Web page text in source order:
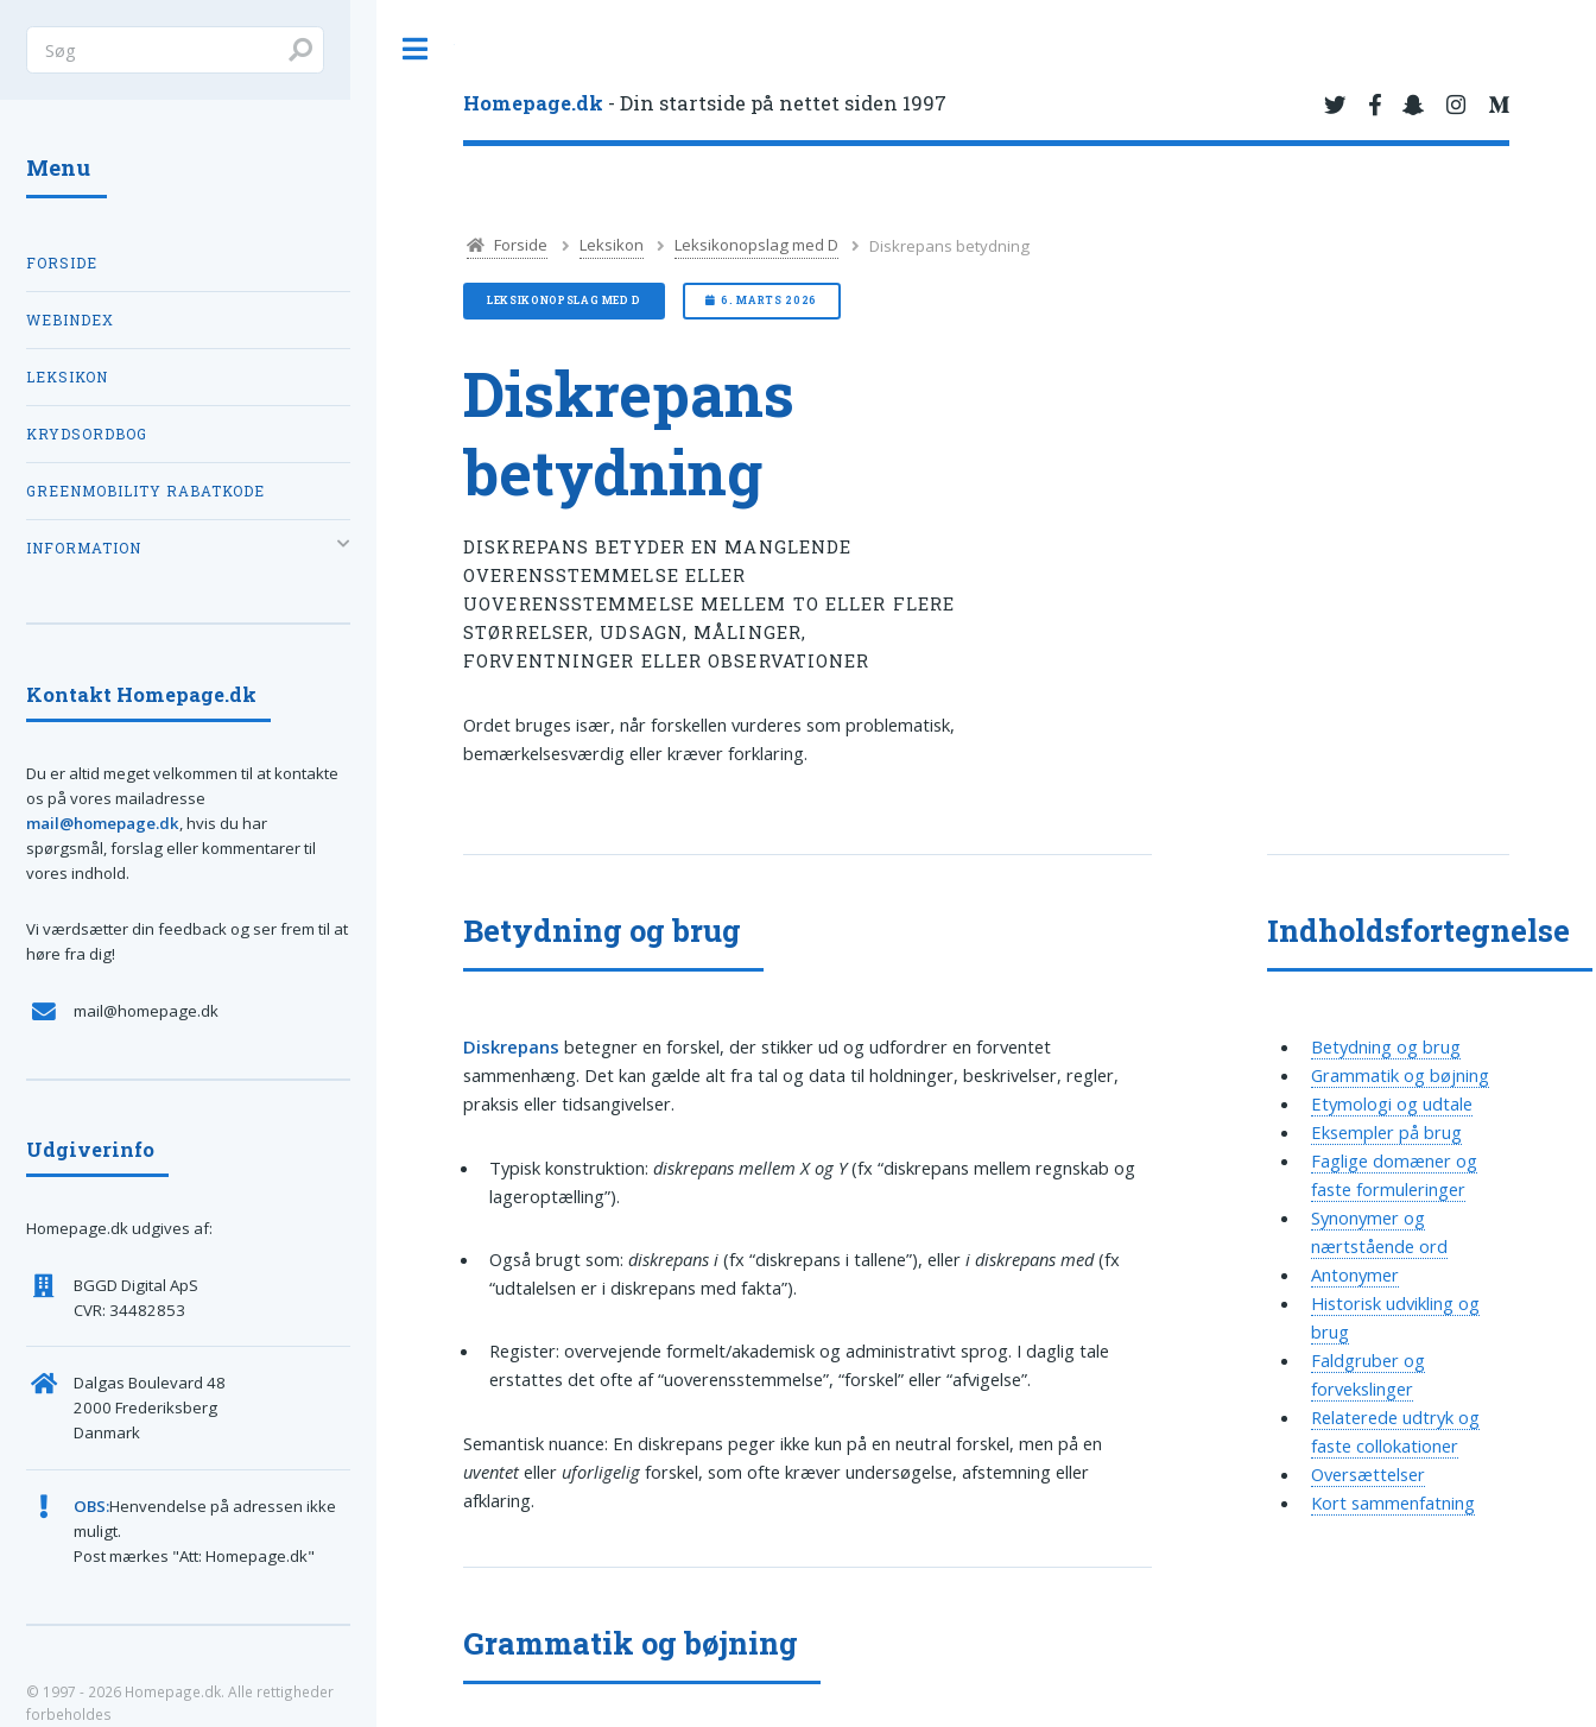
Homepage.dk - Din startside på nettet siden 1997
Forside Leksikon Leksikonopslag med D Diskrepans betydning
LEKSIKONOPSLAG MED D 6. MARTS 2026
Diskrepans
betydning
DISKREPANS BETYDER EN MANGLENDE
OVERENSSTEMMELSE ELLER
UOVERENSSTEMMELSE MELLEM TO ELLER FLERE
STØRRELSER, UDSAGN, MÅLINGER,
FORVENTNINGER ELLER OBSERVATIONER
Ordet bruges især, når forskellen vurderes som problematisk,
bemærkelsesværdig eller kræver forklaring.
Betydning og brug
Diskrepans betegner en forskel, der stikker ud og udfordrer en forventet
sammenhæng. Det kan gælde alt fra tal og data til holdninger, beskrivelser, regler,
praksis eller tidsangivelser.
Typisk konstruktion:diskrepans mellem X og Y(fx “diskrepans mellem regnskab og
lageroptælling”).
Også brugt som:diskrepans i (fx “diskrepans i tallene”), elleri diskrepans med(fx
“udtalelsen er i diskrepans med fakta”).
Register: overvejende formelt/akademisk og administrativt sprog. I daglig tale
erstattes det ofte af “uoverensstemmelse”, “forskel” eller “afvigelse”.
Semantisk nuance: En diskrepans peger ikke kun på en neutral forskel, men på en
uventetelleruforligelig forskel, som ofte kræver undersøgelse, afstemning eller
afklaring.
Grammatik og bøjning
Indholdsfortegnelse
Betydning og brug
Grammatik og bøjning
Etymologi og udtale
Eksempler på brug
Faglige domæner og
faste formuleringer
Synonymer og
nærtstående ord
Antonymer
Historisk udvikling og
brug
Faldgruber og
forvekslinger
Relaterede udtryk og
faste collokationer
Oversættelser
Kort sammenfatning
Menu
FORSIDE
WEBINDEX
LEKSIKON
KRYDSORDBOG
GREENMOBILITY RABATKODE
INFORMATION
Kontakt Homepage.dk
Du er altid meget velkommen til at kontakte
os på vores mailadresse
mail@homepage.dk, hvis du har
spørgsmål, forslag eller kommentarer til
vores indhold.
Vi værdsætter din feedback og ser frem til at
høre fra dig!
mail@homepage.dk
Udgiverinfo
Homepage.dk udgives af:
BGGD Digital ApS
CVR: 34482853
Dalgas Boulevard 48
2000 Frederiksberg
Danmark
OBS:Henvendelse på adressen ikke
muligt.
Post mærkes "Att: Homepage.dk"
© 1997 - 2026 Homepage.dk. Alle rettigheder
forbeholdes